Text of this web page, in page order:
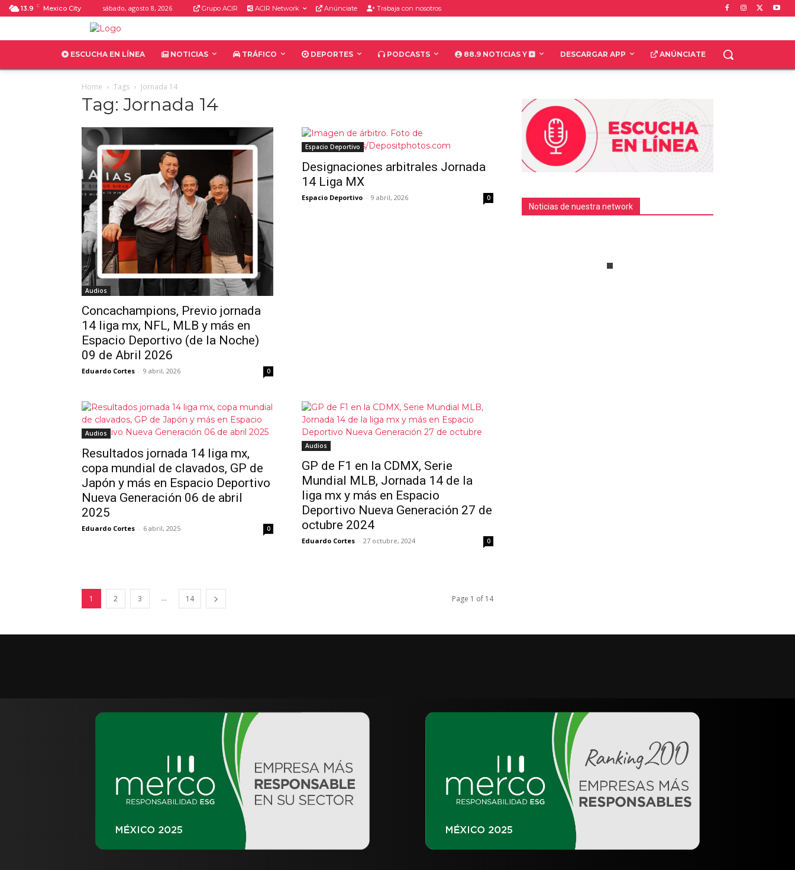
13.9 C Mexico City sábado, agosto 8, 2026 Grupo ACIR ACIR Network Anúnciate Trabaja con nosotros
ESCUCHA EN LÍNEA NOTICIAS TRÁFICO DEPORTES PODCASTS 88.9 NOTICIAS Y DESCARGAR APP ANÚNCIATE
Home Tags Jornada 14
Tag: Jornada 14
Audios
Concachampions, Previo jornada
14 liga mx, NFL, MLB y más en
Espacio Deportivo (de la Noche)
09 de Abril 2026
Eduardo Cortes - 9 abril, 2026 0
Espacio Deportivo
Designaciones arbitrales Jornada
14 Liga MX
Espacio Deportivo - 9 abril, 2026 0
Audios
Resultados jornada 14 liga mx,
copa mundial de clavados, GP de
Japón y más en Espacio Deportivo
Nueva Generación 06 de abril
2025
Eduardo Cortes - 6 abril, 2025 0
Audios
GP de F1 en la CDMX, Serie
Mundial MLB, Jornada 14 de la
liga mx y más en Espacio
Deportivo Nueva Generación 27 de
octubre 2024
Eduardo Cortes - 27 octubre, 2024 0
1 2 3 ... 14 Page 1 of 14
Noticias de nuestra network